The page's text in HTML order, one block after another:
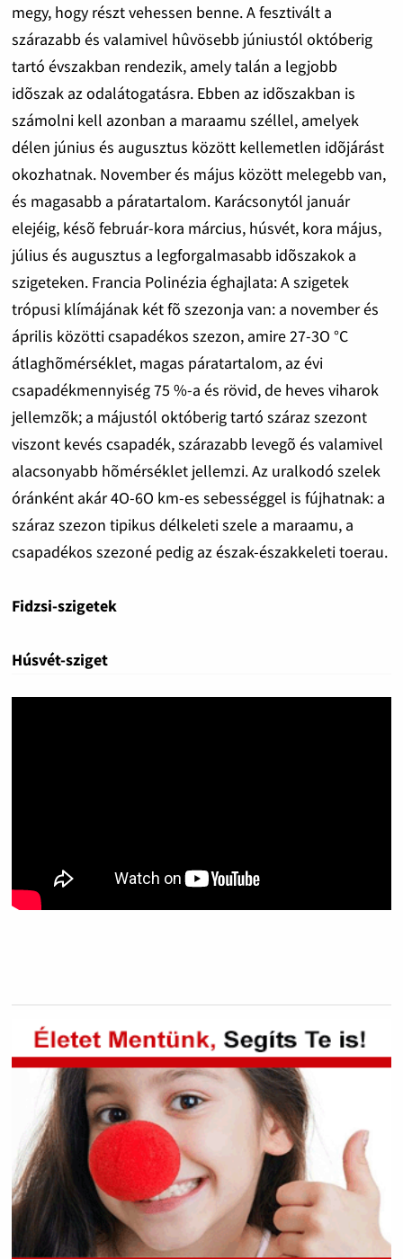
megy, hogy részt vehessen benne. A fesztivált a
szárazabb és valamivel hûvösebb júniustól októberig
tartó évszakban rendezik, amely talán a legjobb
idõszak az odalátogatásra. Ebben az idõszakban is
számolni kell azonban a maraamu széllel, amelyek
délen június és augusztus között kellemetlen idõjárást
okozhatnak. November és május között melegebb van,
és magasabb a páratartalom. Karácsonytól január
elejéig, késõ február-kora március, húsvét, kora május,
július és augusztus a legforgalmasabb idõszakok a
szigeteken. Francia Polinézia éghajlata: A szigetek
trópusi klímájának két fõ szezonja van: a november és
április közötti csapadékos szezon, amire 27-3O °C
átlaghõmérséklet, magas páratartalom, az évi
csapadékmennyiség 75 %-a és rövid, de heves viharok
jellemzõk; a májustól októberig tartó száraz szezont
viszont kevés csapadék, szárazabb levegõ és valamivel
alacsonyabb hõmérséklet jellemzi. Az uralkodó szelek
óránként akár 4O-6O km-es sebességgel is fújhatnak: a
száraz szezon tipikus délkeleti szele a maraamu, a
csapadékos szezoné pedig az észak-északkeleti toerau.
Fidzsi-szigetek
Húsvét-sziget